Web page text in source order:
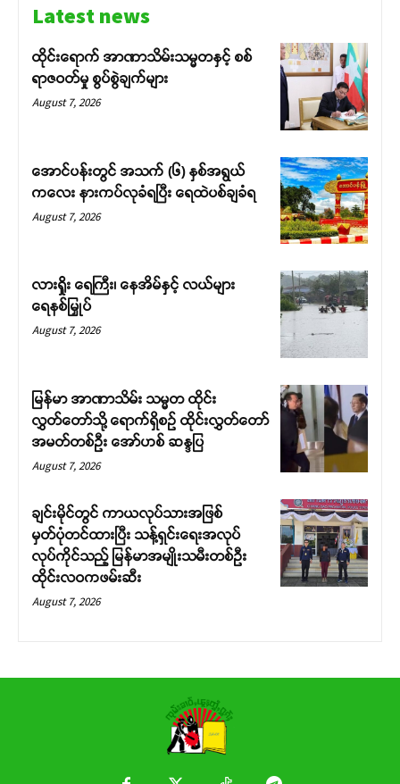
Latest news
ထိုင်းရောက် အာဏာသိမ်းသမ္မတနှင့် စစ်
ရာဇဝတ်မှု စွပ်စွဲချက်များ
August 7, 2026
အောင်ပန်းတွင် အသက် (၆) နှစ်အရွယ်
ကလေး နားကပ်လုခံရပြီး ရေထဲပစ်ချခံရ
August 7, 2026
လားရှိုး ရေကြီး၊ နေအိမ်နှင့် လယ်များ
ရေနစ်မြှုပ်
August 7, 2026
မြန်မာ အာဏာသိမ်း သမ္မတ ထိုင်း
လွှတ်တော်သို့ ရောက်ရှိစဉ် ထိုင်းလွှတ်တော်
အမတ်တစ်ဦး အော်ဟစ် ဆန္ဒပြ
August 7, 2026
ချင်းမိုင်တွင် ကာယလုပ်သားအဖြစ်
မှတ်ပုံတင်ထားပြီး သန့်ရှင်းရေးအလုပ်
လုပ်ကိုင်သည့် မြန်မာအမျိုးသမီးတစ်ဦး
ထိုင်းလဝကဖမ်းဆီး
August 7, 2026